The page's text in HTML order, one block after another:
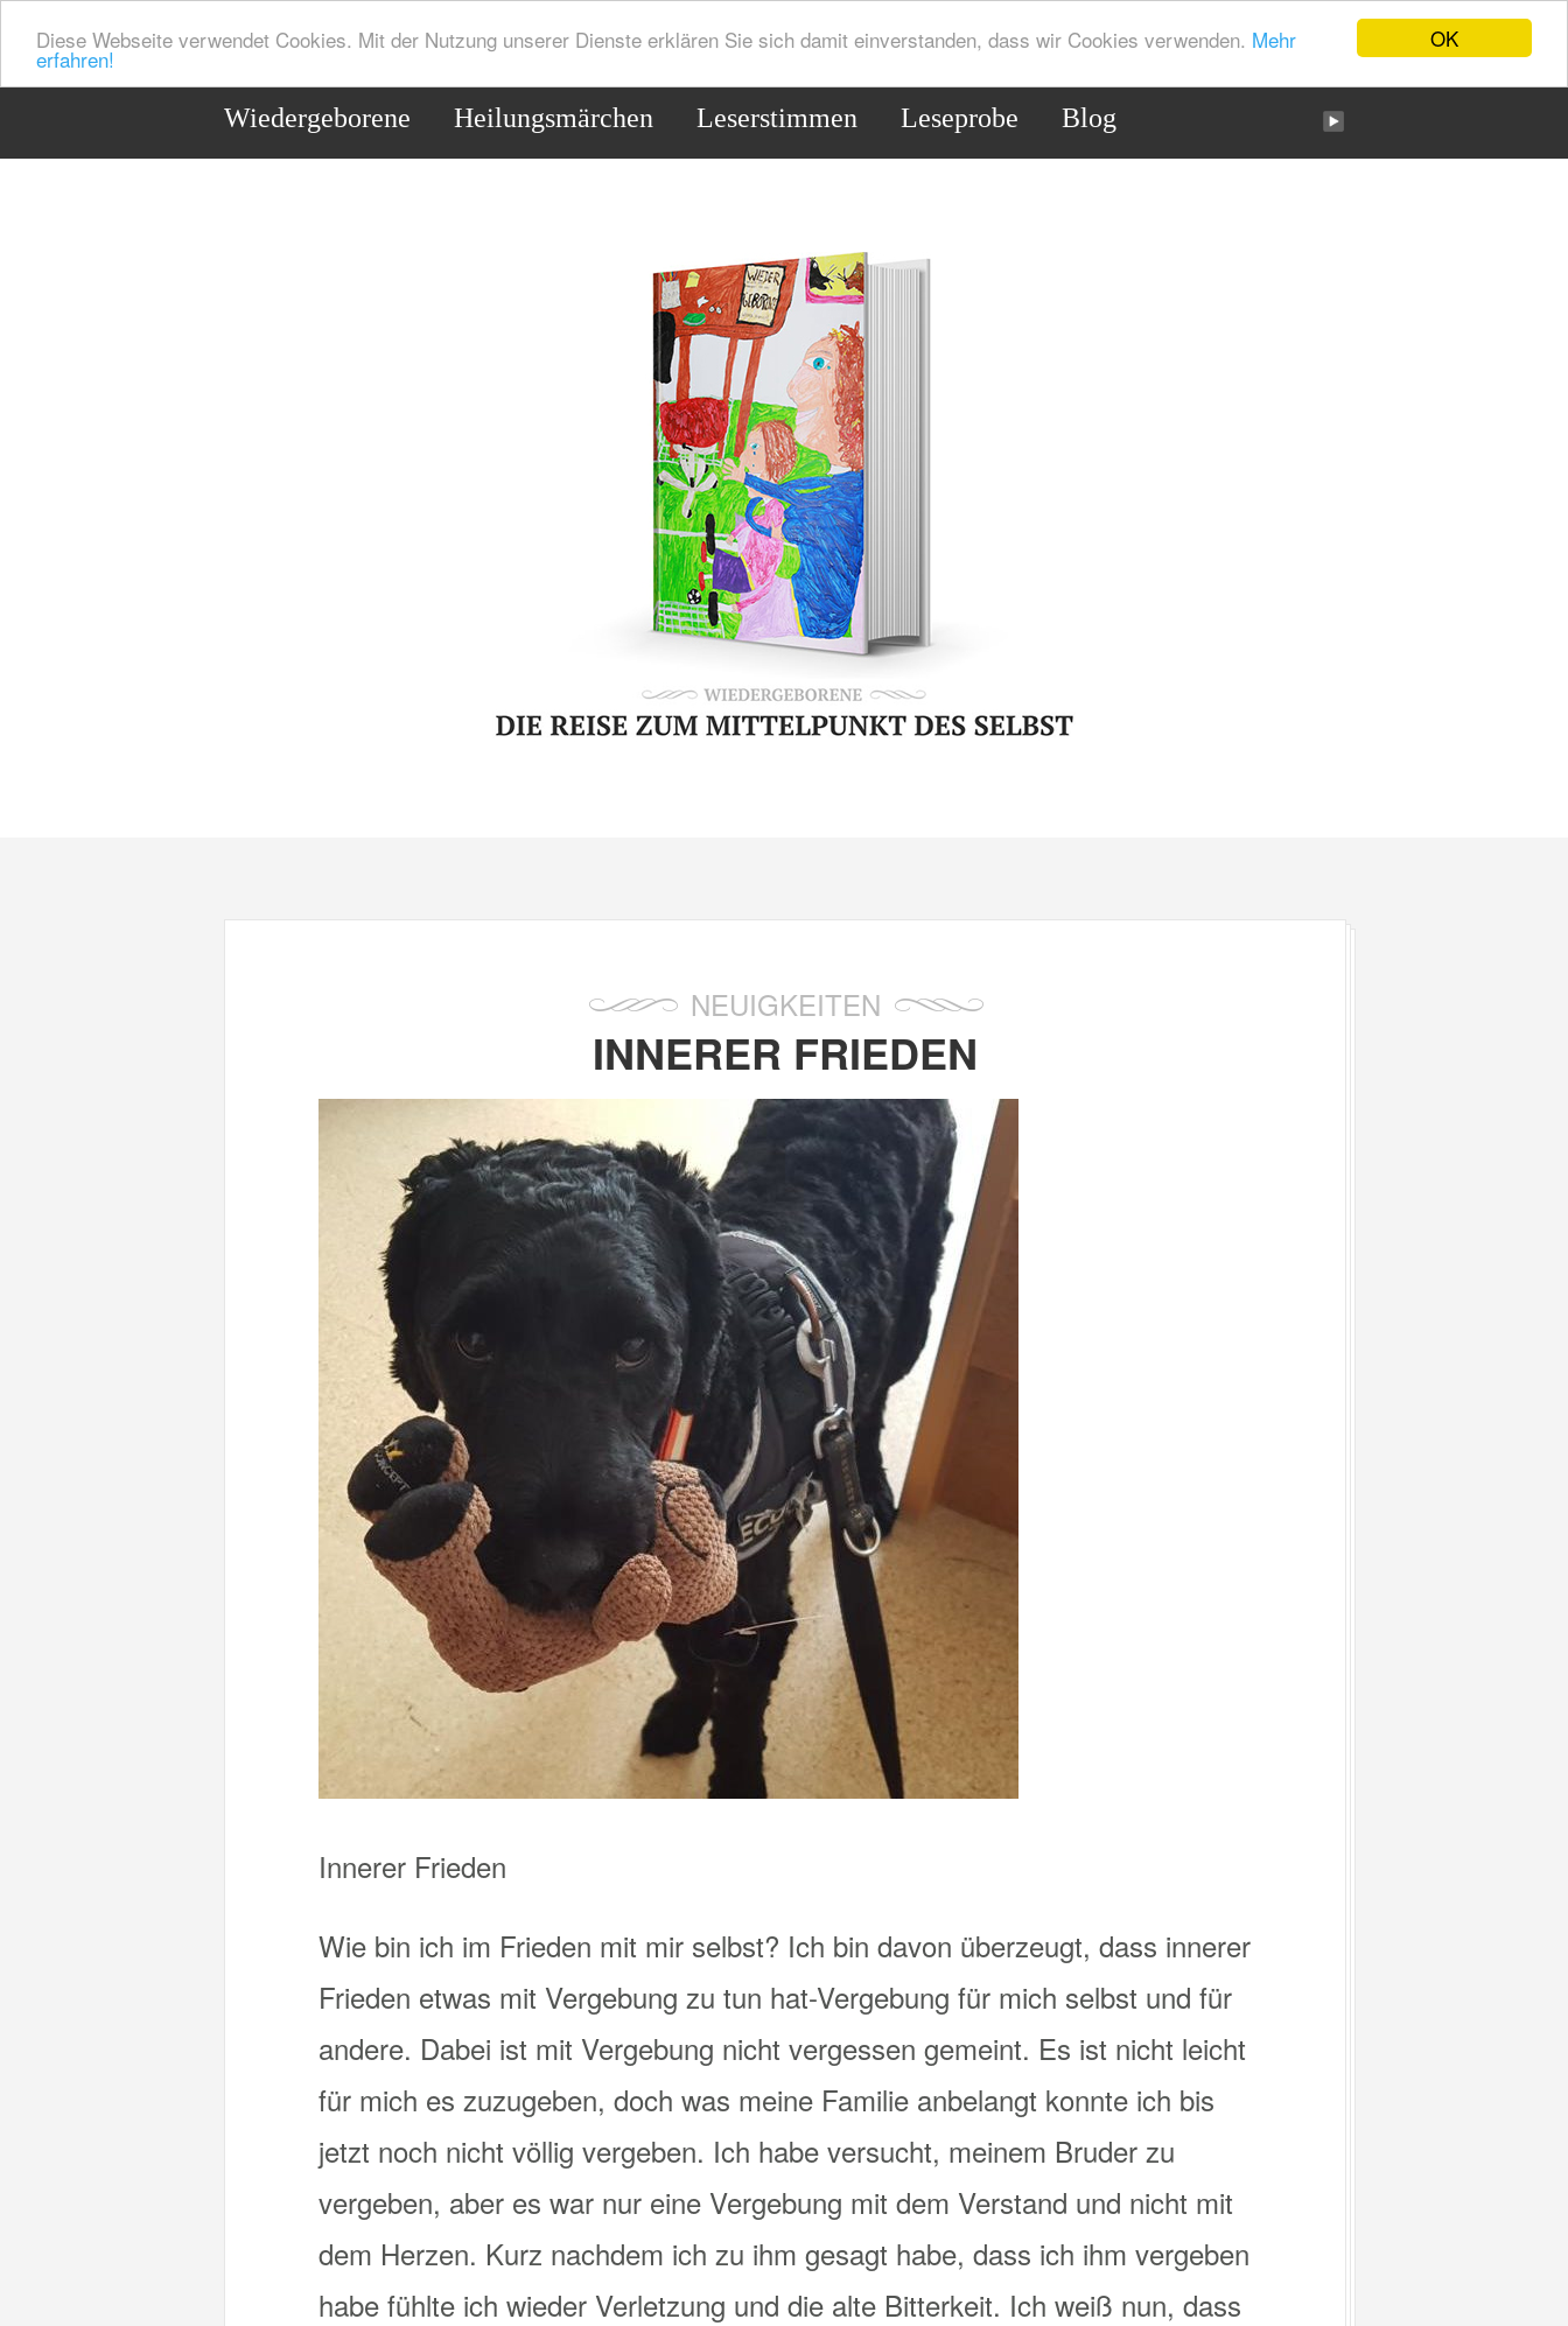
OK
Diese Webseite verwendet Cookies. Mit der Nutzung unserer Dienste erklären Sie sich damit einverstanden, dass wir Cookies verwenden. Mehr
erfahren!
Wiedergeborene Heilungsmärchen Leserstimmen Leseprobe Blog
NEUIGKEITEN
INNERER FRIEDEN
Innerer Frieden
Wie bin ich im Frieden mit mir selbst? Ich bin davon überzeugt, dass innerer
Frieden etwas mit Vergebung zu tun hat-Vergebung für mich selbst und für
andere. Dabei ist mit Vergebung nicht vergessen gemeint. Es ist nicht leicht
für mich es zuzugeben, doch was meine Familie anbelangt konnte ich bis
jetzt noch nicht völlig vergeben. Ich habe versucht, meinem Bruder zu
vergeben, aber es war nur eine Vergebung mit dem Verstand und nicht mit
dem Herzen. Kurz nachdem ich zu ihm gesagt habe, dass ich ihm vergeben
habe fühlte ich wieder Verletzung und die alte Bitterkeit. Ich weiß nun, dass